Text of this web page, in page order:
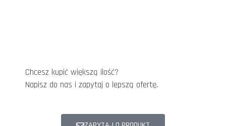
Chcesz kupić większą ilość?
Napisz do nas i zapytaj o lepszą ofertę.